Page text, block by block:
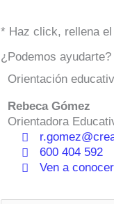
* Haz click, rellena
¿Podemos ayudarte?
Orientación
Rebeca Gómez
Orientadora
600 404 592
Ven a